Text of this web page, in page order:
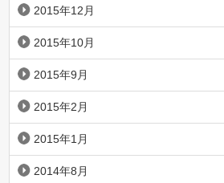
2015年12月
2015年10月
2015年9月
2015年2月
2015年1月
2014年8月